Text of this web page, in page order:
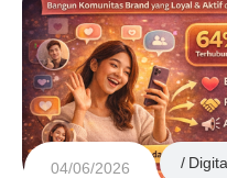
04/06/2026